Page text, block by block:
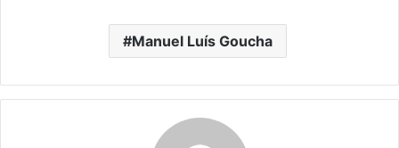
Manuel Luís Goucha